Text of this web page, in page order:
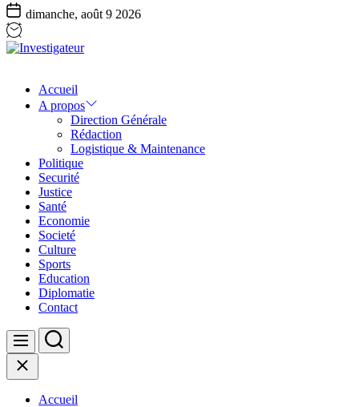
dimanche, août 9 2026
Accueil
A propos
Direction Générale
Rédaction
Logistique & Maintenance
Politique
Securité
Justice
Santé
Economie
Societé
Culture
Sports
Education
Diplomatie
Contact
Menu Search
Close
Accueil